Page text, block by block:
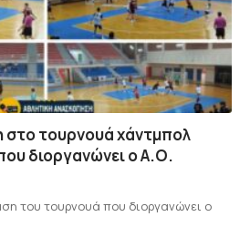
στο τουρνουά χάντμπολ
διοργανώνει ο Α.Ο.
του τουρνουά που διοργανώνει ο